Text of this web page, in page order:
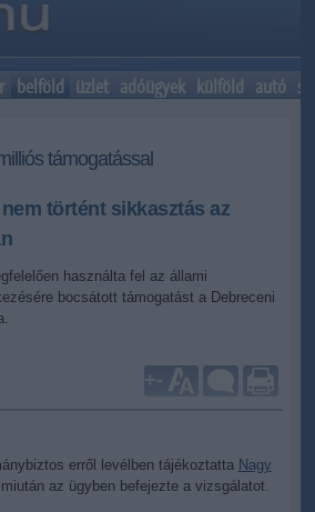
belföld üzlet adóügyek külföld autó
támogatással
történt sikkasztás az
használta fel az állami
bocsátott támogatást a Debreceni
+-
erről levélben tájékoztatta Nagy
az ügyben befejezte a vizsgálatot.